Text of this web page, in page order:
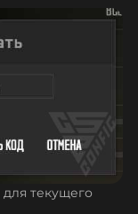
текущего